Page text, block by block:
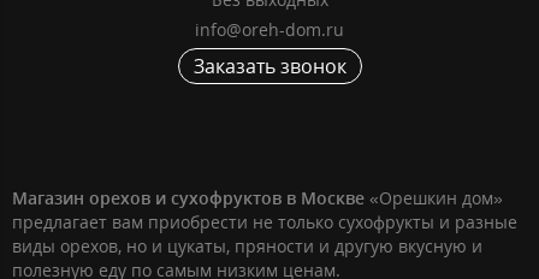
info@oreh-dom.ru
Заказать звонок
Магазин орехов и сухофруктов в Москве «Орешкин дом»
предлагает вам приобрести не только сухофрукты и разные
виды орехов, но и цукаты, пряности и другую вкусную и
полезную еду по самым низким ценам.